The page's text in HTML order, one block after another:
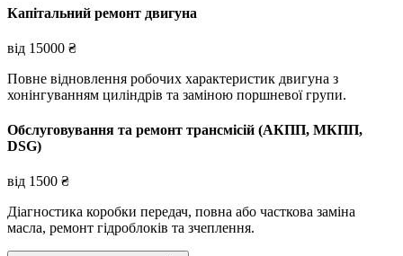
Капітальний ремонт двигуна
від 15000 ₴
Повне відновлення робочих характеристик двигуна з
хонінгуванням циліндрів та заміною поршневої групи.
Обслуговування та ремонт трансмісій (АКПП, МКПП,
DSG)
від 1500 ₴
Діагностика коробки передач, повна або часткова заміна
масла, ремонт гідроблоків та зчеплення.